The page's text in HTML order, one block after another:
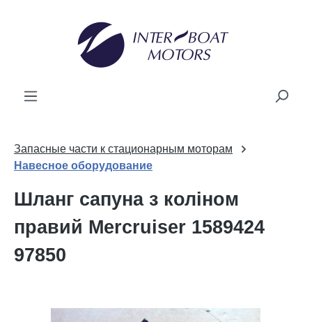
Запасные части к стационарным моторам
Навесное оборудование
Шланг сапуна з коліном
правий Mercruiser 1589424
97850
Пропустити галерею зображень